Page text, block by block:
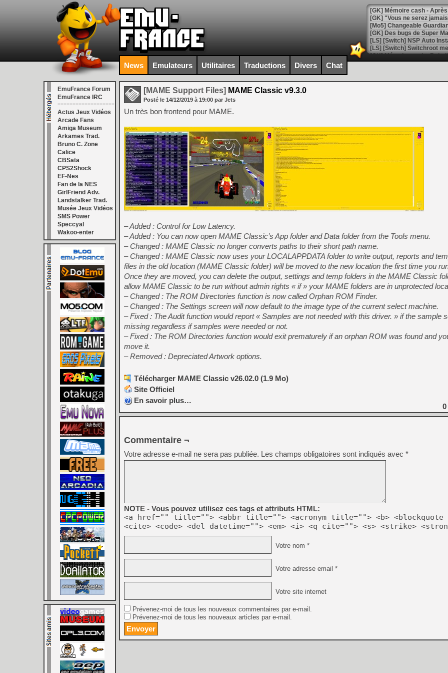
[GK] Mémoire cash -
[GK] "Vous ne serez
[Mo5] Changeable
[GK] Des bugs de Super
[LS] [Switch] NSP Auto
[GK] La saga horrifique
[GK] Le portage de Super
[Mo5] Le jeu de course
[GK] Guillermo del Toro
[GK] Mistfall Hunter : déjà
[GK] Wo Long 2 évolue
[GK] Crossfire : un TPS à
[LS] [PS5] Premiers
[Mo5] DOOM arrive en
[GK] Bethesda fête les 30
[GK] Roblox : l'action en
[GK] Agenda - GeForce
[GK] Devolver Digital en a
[LS] [PS5] ps5-y2jb-
[GK] Pourquoi Marvel
[GK] Test : Restory : Chill
[GK] GTA 6 : Rockstar
[GK] Hot Wheels Infinite
[GK] Mémoire cash -
[GK] Résultats Nintendo :
[GK] Dans ce jeu de
News Emulateurs Utilitaires Traductions Divers Chat
EmuFrance Forum
EmuFrance IRC
===================
Actus Jeux Vidéos
Arcade Fans
Amiga Museum
Arkames Trad.
Bruno C. Zone
Calice
CBSata
CPS2Shock
EF-Nes
Fan de la NES
GirlFriend Adv.
Landstalker Trad.
Musée Jeux Vidéos
SMS Power
Speccyal
Wakoo-enter
[MAME Support Files] MAME Classic v9.3.0
Posté le 14/12/2019 à 19:00 par Jets
Un très bon frontend pour MAME.
– Added : Control for Low Latency.
– Added : You can now open MAME Classic’s App folder and Data folder from the Tools menu.
– Changed : MAME Classic no longer converts paths to their short path name.
– Changed : MAME Classic now uses your LOCALAPPDATA folder to write output, reports and
files in the old location (MAME Classic folder) will be moved to the new location the first time you
Once they are moved, you can delete the output, settings and temp folders in the MAME Classic
allow MAME Classic to be run without admin rights « if » your MAME folders are in unprotected
– Changed : The ROM Directories function is now called Orphan ROM Finder.
– Changed : The Settings screen will now default to the image type of the current select machine.
– Fixed : The Audit function would report « Samples are not needed with this driver. » if the sample
missing regardless if samples were needed or not.
– Fixed : The ROM Directories function would exit prematurely if an orphan ROM was found and
move it.
– Removed : Depreciated Artwork options.
Télécharger MAME Classic v26.02.0 (1.9 Mo)
Site Officiel
En savoir plus…
0
Commentaire ¬
Votre adresse e-mail ne sera pas publiée. Les champs obligatoires sont indiqués avec *
NOTE - Vous pouvez utilisez ces tags et attributs HTML:
<a href="" title=""> <abbr title=""> <acronym title=""> <b> <blockquote
<cite> <code> <del datetime=""> <em> <i> <q cite=""> <s> <strike>
Votre nom *
Votre adresse email *
Votre site internet
Prévenez-moi de tous les nouveaux commentaires par e-mail.
Prévenez-moi de tous les nouveaux articles par e-mail.